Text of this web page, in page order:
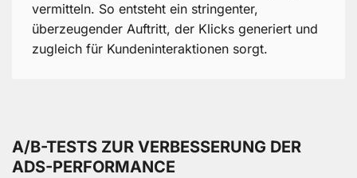
vermitteln. So entsteht ein stringenter,
überzeugender Auftritt, der Klicks generiert und
zugleich für Kundeninteraktionen sorgt.
A/B-TESTS ZUR VERBESSERUNG DER
ADS-PERFORMANCE